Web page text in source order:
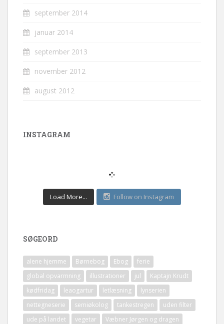
september 2014
januar 2014
september 2013
november 2012
august 2012
INSTAGRAM
Load More... Follow on Instagram
SØGEORD
alene hjemme Børnebog Ebog
ferie
global opvarmning
illustrationer jul
Kaptajn Krudt
kødfridag
leaogartur letlæsning
lynserien
nettegneserie
semiøkolog tankestregen
uden filter
ude på landet
vegetar Væbner Jørgen og dragen